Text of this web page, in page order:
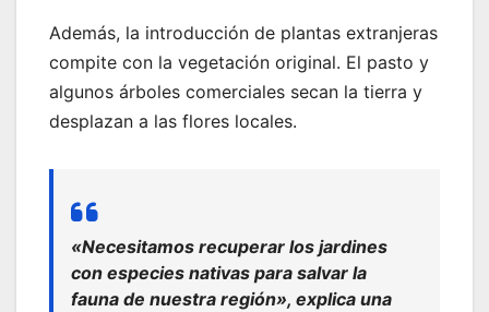
Además, la introducción de plantas extranjeras
compite con la vegetación original. El pasto y
algunos árboles comerciales secan la tierra y
desplazan a las flores locales.
«Necesitamos recuperar los jardines
con especies nativas para salvar la
fauna de nuestra región», explica una